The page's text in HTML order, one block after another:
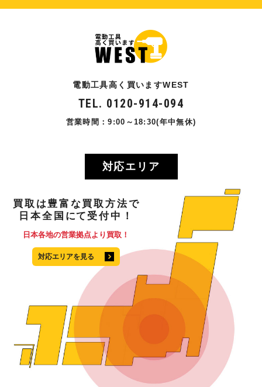
電動工具高く買いますWEST
TEL. 0120-914-094
営業時間：9:00～18:30(年中無休)
対応エリア
買取 は豊富な買取方法で
日本全国 にて 受付中！
日本各地の営業拠点より買取！
対応エリアを見る